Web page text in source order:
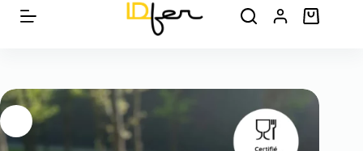
Panier
d’achat